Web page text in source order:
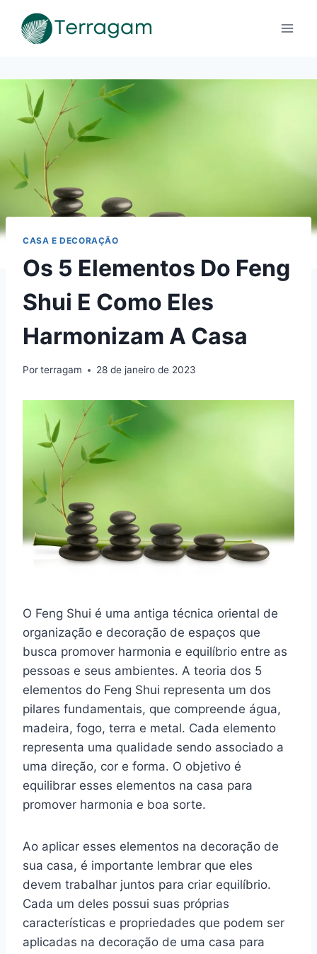
para
CASA E DECORAÇÃO
Os 5 Elementos Do Feng
Shui E Como Eles
Harmonizam A Casa
Porterragam 28 de janeiro de 2023
O Feng Shui é uma antiga técnica oriental de
organização e decoração de espaços que
busca promover harmonia e equilíbrio entre as
pessoas e seus ambientes. A teoria dos 5
elementos do Feng Shui representa um dos
pilares fundamentais, que compreende água,
madeira, fogo, terra e metal. Cada elemento
representa uma qualidade sendo associado a
uma direção, cor e forma. O objetivo é
equilibrar esses elementos na casa para
promover harmonia e boa sorte.
Ao aplicar esses elementos na decoração de
sua casa, é importante lembrar que eles
devem trabalhar juntos para criar equilíbrio.
Cada um deles possui suas próprias
características e propriedades que podem ser
aplicadas na decoração de uma casa para